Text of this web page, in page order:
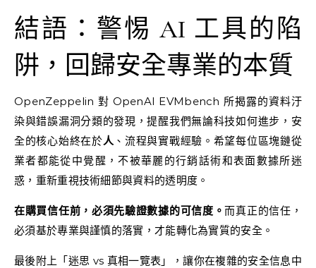
結語：警惕 AI 工具的陷
阱，回歸安全專業的本質
OpenZeppelin 對 OpenAI EVMbench 所揭露的資料汙
染與錯誤漏洞分類的發現，提醒我們無論科技如何進步，安
全的核心始終在於人、流程與實戰經驗。希望每位區塊鏈從
業者都能從中覺醒，不被華麗的行銷話術和表面數據所迷
惑，重新重視技術細節與資料的透明度。
在購買信任前，必須先驗證數據的可信度。而真正的信任，
必須基於專業與謹慎的落實，才能轉化為實質的安全。
最後附上「迷思 vs 真相一覽表」，讓你在複雜的安全信息中